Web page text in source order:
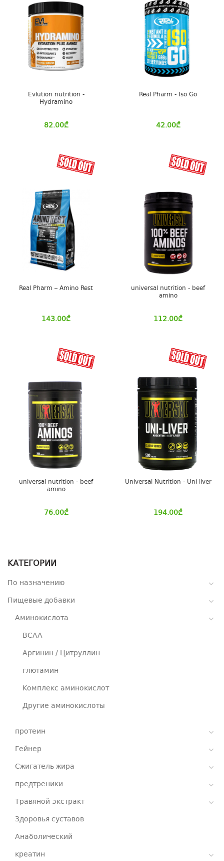
КАТЕГОРИИ
По назначению
Пищевые добавки
Аминокислота
BCAA
Аргинин / Цитруллин
глютамин
Комплекс аминокислот
Другие аминокислоты
протеин
Гейнер
Сжигатель жира
предтреники
Травяной экстракт
Здоровья суставов
Анаболический
креатин
Evlution nutrition -
Hydramino
82.00₾
Real Pharm - Iso Go
42.00₾
Real Pharm – Amino Rest
143.00₾
universal nutrition - beef
amino
112.00₾
universal nutrition - beef
amino
76.00₾
Universal Nutrition - Uni liver
194.00₾